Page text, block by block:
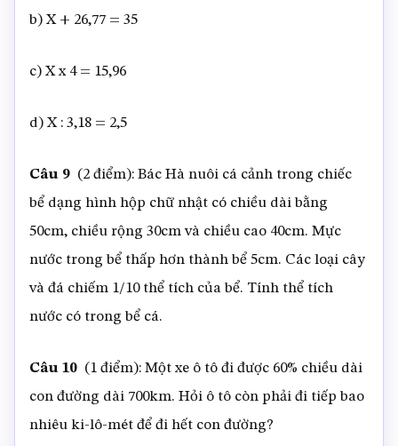
b) X + 26,77 = 35
c) X x 4 = 15,96
d) X : 3,18 = 2,5
Câu 9 (2 điểm): Bác Hà nuôi cá cảnh trong chiếc
bể dạng hình hộp chữ nhật có chiều dài bằng
50cm, chiều rộng 30cm và chiều cao 40cm. Mực
nước trong bể thấp hơn thành bể 5cm. Các loại cây
và đá chiếm 1/10 thể tích của bể. Tính thể tích
nước có trong bể cá.
Câu 10 (1 điểm): Một xe ô tô đi được 60% chiều dài
con đường dài 700km. Hỏi ô tô còn phải đi tiếp bao
nhiêu ki-lô-mét để đi hết con đường?